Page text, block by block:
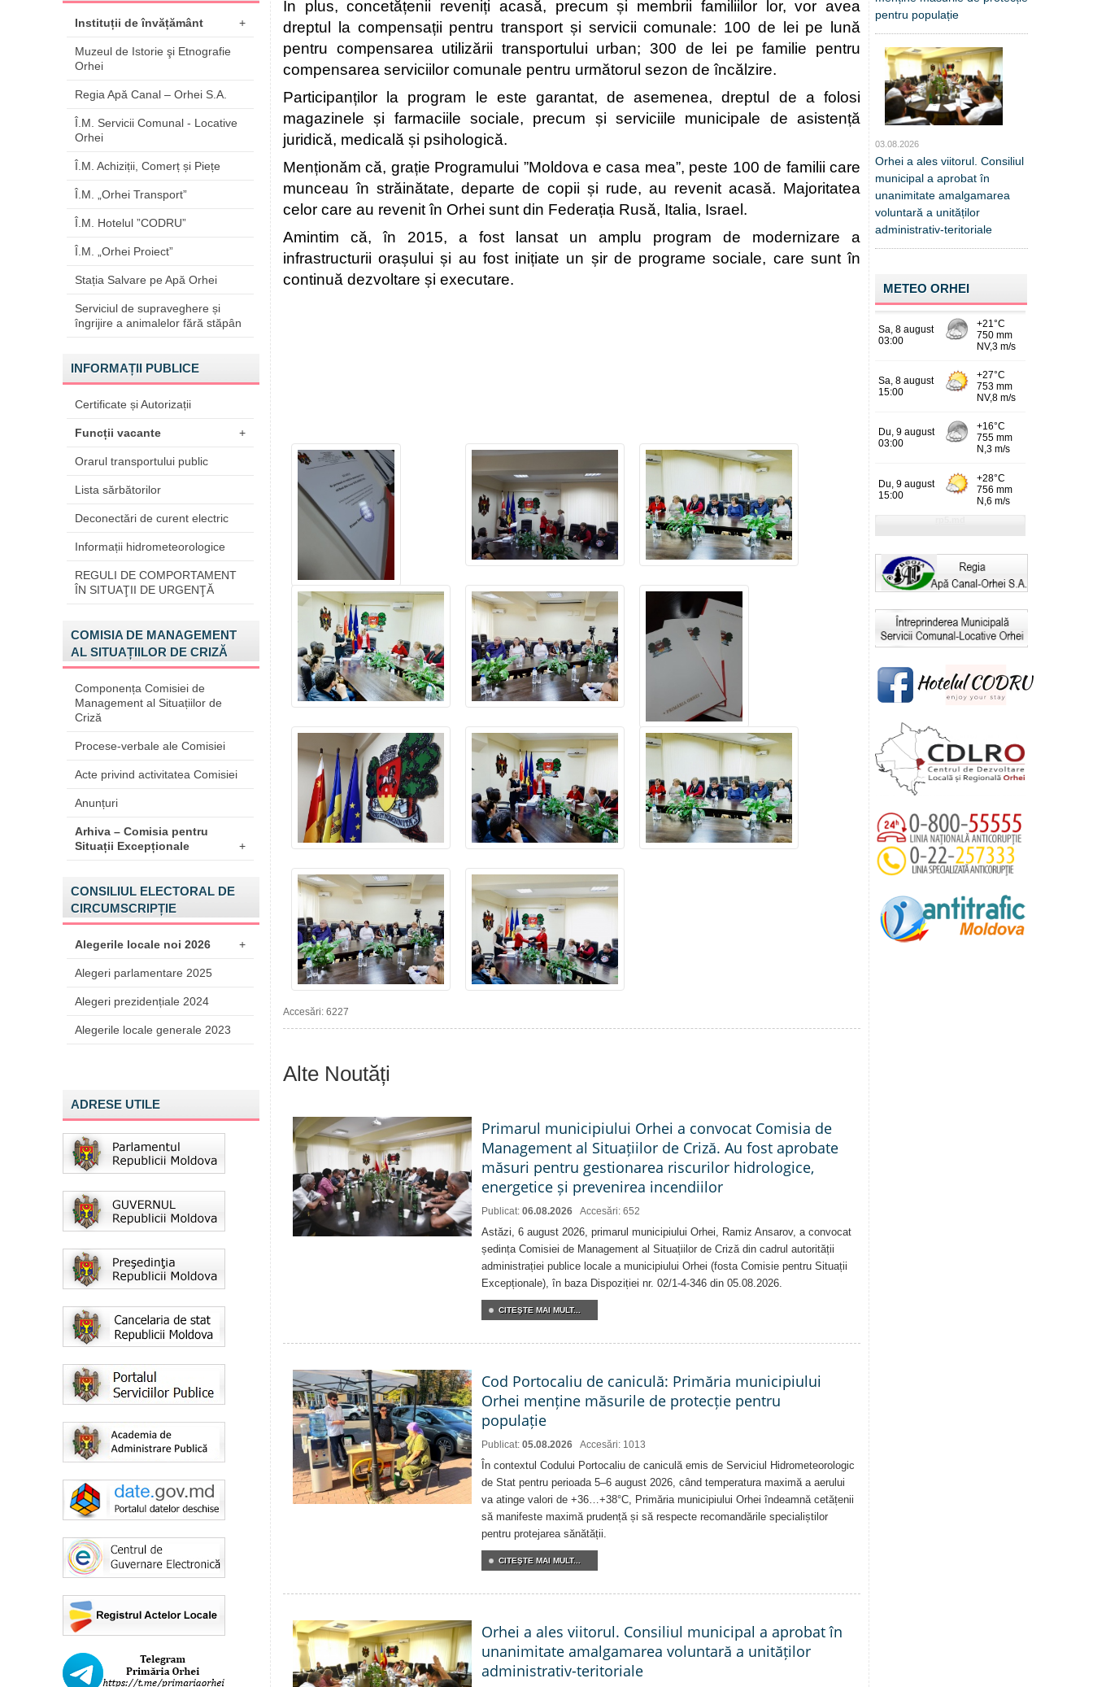
Instituții de învățământ +
Muzeul de Istorie şi Etnografie
Orhei
Regia Apă Canal – Orhei S.A.
Î.M. Servicii Comunal - Locative
Orhei
Î.M. Achiziții, Comerț și Piețe
Î.M. „Orhei Transport”
Î.M. Hotelul ”CODRU”
Î.M. „Orhei Proiect”
Stația Salvare pe Apă Orhei
Serviciul de supraveghere și
îngrijire a animalelor fără stăpân
INFORMAȚII PUBLICE
Certificate și Autorizații
Funcții vacante +
Orarul transportului public
Lista sărbătorilor
Deconectări de curent electric
Informații hidrometeorologice
REGULI DE COMPORTAMENT
ÎN SITUAŢII DE URGENŢĂ
COMISIA DE MANAGEMENT
AL SITUAȚIILOR DE CRIZĂ
Componența Comisiei de
Management al Situațiilor de
Criză
Procese-verbale ale Comisiei
Acte privind activitatea Comisiei
Anunțuri
Arhiva – Comisia pentru
Situații Excepționale
+
CONSILIUL ELECTORAL DE
CIRCUMSCRIPȚIE
Alegerile locale noi 2026 +
Alegeri parlamentare 2025
Alegeri prezidențiale 2024
Alegerile locale generale 2023
ADRESE UTILE
În plus, concetățenii reveniți acasă, precum și membrii familiilor lor, vor avea
dreptul la compensații pentru transport și servicii comunale: 100 de lei pe lună
pentru compensarea utilizării transportului urban; 300 de lei pe familie pentru
compensarea serviciilor comunale pentru următorul sezon de încălzire.
Participanților la program le este garantat, de asemenea, dreptul de a folosi
magazinele și farmaciile sociale, precum și serviciile municipale de asistență
juridică, medicală și psihologică.
Menționăm că, grație Programului ”Moldova e casa mea”, peste 100 de familii care
munceau în străinătate, departe de copii și rude, au revenit acasă. Majoritatea
celor care au revenit în Orhei sunt din Federația Rusă, Italia, Israel.
Amintim că, în 2015, a fost lansat un amplu program de modernizare a
infrastructurii orașului și au fost inițiate un șir de programe sociale, care sunt în
continuă dezvoltare și executare.
Accesări: 6227
Alte Noutăți
Primarul municipiului Orhei a convocat Comisia de
Management al Situațiilor de Criză. Au fost aprobate
măsuri pentru gestionarea riscurilor hidrologice,
energetice și prevenirea incendiilor
Publicat: 06.08.2026 Accesări: 652
Astăzi, 6 august 2026, primarul municipiului Orhei, Ramiz Ansarov, a convocat
ședința Comisiei de Management al Situațiilor de Criză din cadrul autorității
administrației publice locale a municipiului Orhei (fosta Comisie pentru Situații
Excepționale), în baza Dispoziției nr. 02/1-4-346 din 05.08.2026.
CITEŞTE MAI MULT...
Cod Portocaliu de caniculă: Primăria municipiului
Orhei menține măsurile de protecție pentru
populație
Publicat: 05.08.2026 Accesări: 1013
În contextul Codului Portocaliu de caniculă emis de Serviciul Hidrometeorologic
de Stat pentru perioada 5–6 august 2026, când temperatura maximă a aerului
va atinge valori de +36…+38°C, Primăria municipiului Orhei îndeamnă cetățenii
să manifeste maximă prudență și să respecte recomandările specialiștilor
pentru protejarea sănătății.
CITEŞTE MAI MULT...
Orhei a ales viitorul. Consiliul municipal a aprobat în
unanimitate amalgamarea voluntară a unităților
administrativ-teritoriale
pentru populație
03.08.2026
Orhei a ales viitorul. Consiliul
municipal a aprobat în
unanimitate amalgamarea
voluntară a unităților
administrativ-teritoriale
METEO ORHEI